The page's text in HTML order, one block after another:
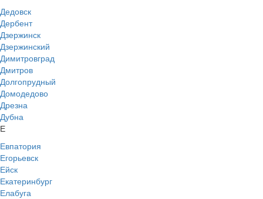
Дедовск
Дербент
Дзержинск
Дзержинский
Димитровград
Дмитров
Долгопрудный
Домодедово
Дрезна
Дубна
Е
Евпатория
Егорьевск
Ейск
Екатеринбург
Елабуга